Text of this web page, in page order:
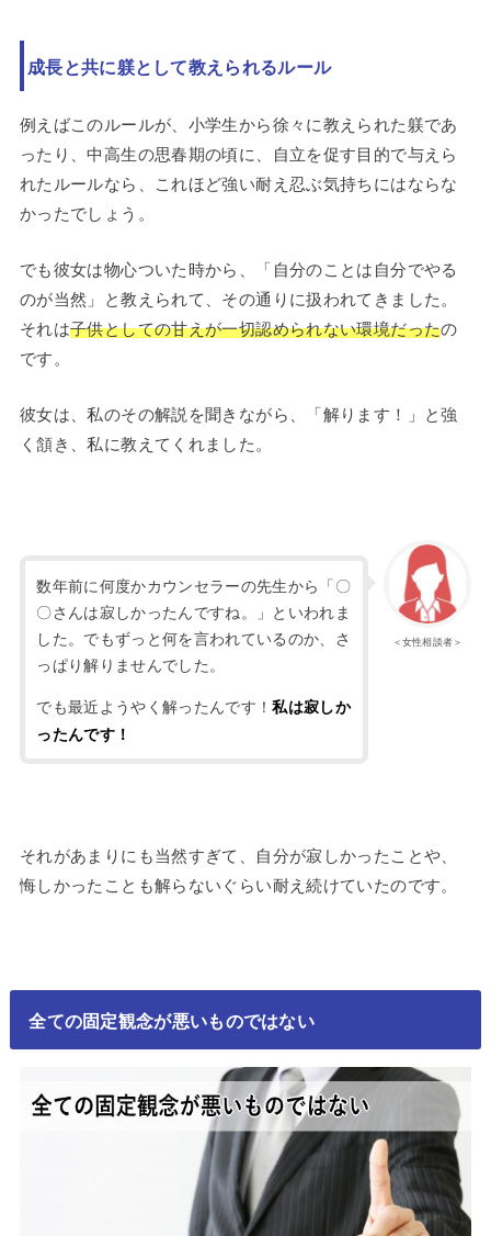
成長と共に躾として教えられるルール
例えばこのルールが、小学生から徐々に教えられた躾であ
ったり、中高生の思春期の頃に、自立を促す目的で与えら
れたルールなら、これほど強い耐え忍ぶ気持ちにはならな
かったでしょう。
でも彼女は物心ついた時から、「自分のことは自分でやる
のが当然」と教えられて、その通りに扱われてきました。
それは子供としての甘えが一切認められない環境だったの
です。
彼女は、私のその解説を聞きながら、「解ります！」と強
く頷き、私に教えてくれました。
＜女性相談者＞
数年前に何度かカウンセラーの先生から「〇
〇さんは寂しかったんですね。」といわれま
した。でもずっと何を言われているのか、さ
っぱり解りませんでした。
でも最近ようやく解ったんです！私は寂しか
ったんです！
それがあまりにも当然すぎて、自分が寂しかったことや、
悔しかったことも解らないぐらい耐え続けていたのです。
全ての固定観念が悪いものではない